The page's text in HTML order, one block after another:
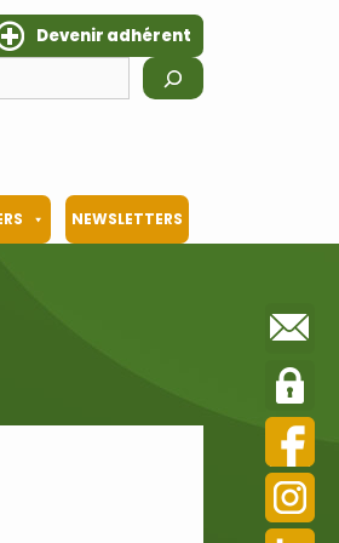
Devenir adhérent
NEWSLETTERS